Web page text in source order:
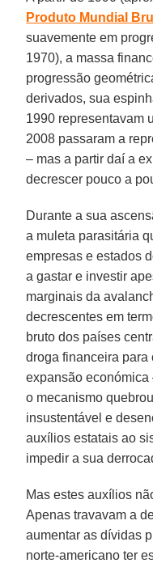
Produto Mundial
suavemente em
1970), a massa
progressão
derivados, sua
1990 representavam
2008 passaram a
– mas a partir daí a
decrescer pouco a
Durante a sua
a muleta parasitária
empresas e estados
a gastar e investir
marginais da
decrescentes em
bruto dos países
droga financeira para
expansão económica
o mecanismo
insustentável e
auxílios estatais ao
impedir a sua
Mas estes auxílios
Apenas travavam a
aumentar as dívidas
norte-americano ter